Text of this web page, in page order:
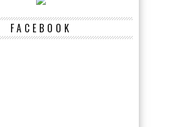
FACEBOOK